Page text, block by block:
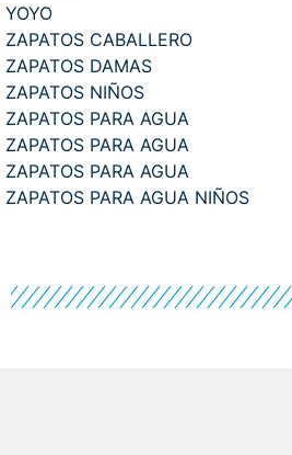
YOYO
ZAPATOS CABALLERO
ZAPATOS DAMAS
ZAPATOS NIÑOS
ZAPATOS PARA AGUA
ZAPATOS PARA AGUA
ZAPATOS PARA AGUA
ZAPATOS PARA AGUA NIÑOS